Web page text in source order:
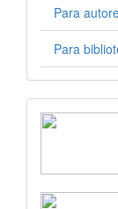
Para
Para